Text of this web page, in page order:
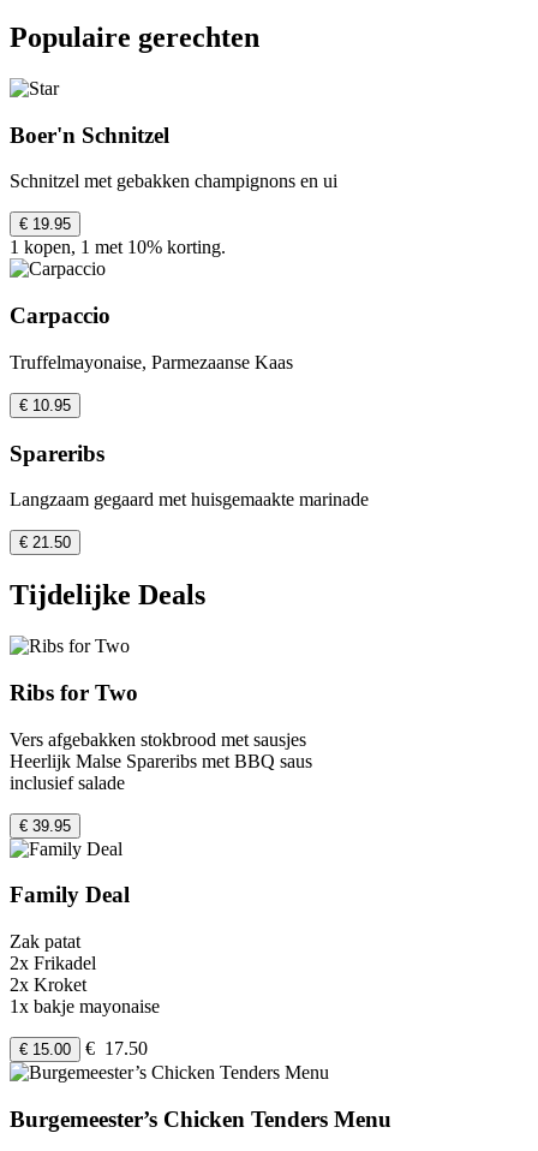
Populaire gerechten
Boer'n Schnitzel
Schnitzel met gebakken champignons en ui
€ 19.95
1 kopen, 1 met 10% korting.
Carpaccio
Truffelmayonaise, Parmezaanse Kaas
€ 10.95
Spareribs
Langzaam gegaard met huisgemaakte marinade
€ 21.50
Tijdelijke Deals
Ribs for Two
Vers afgebakken stokbrood met sausjes
Heerlijk Malse Spareribs met BBQ saus
inclusief salade
€ 39.95
Family Deal
Zak patat
2x Frikadel
2x Kroket
1x bakje mayonaise
€ 15.00 € 17.50
Burgemeester’s Chicken Tenders Menu